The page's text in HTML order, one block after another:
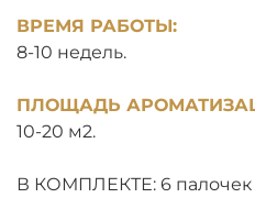
ВРЕМЯ РАБОТЫ:
8-10 недель.
ПЛОЩАДЬ
10-20 м2.
В КОМПЛЕКТЕ: 6 палочек